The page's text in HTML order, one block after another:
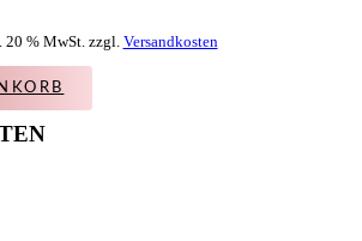
20 % MwSt. zzgl. Versandkosten